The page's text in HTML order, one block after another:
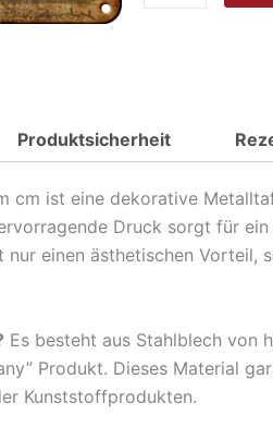
Spruch
russisch
blau
Katze
Metall
Menge
Produktsicherheit
ist eine dekorative
Druck sorgt für
einen ästhetischen
Es besteht aus Stahlblech von
Produkt. Dieses Material
Kunststoffprodukten.